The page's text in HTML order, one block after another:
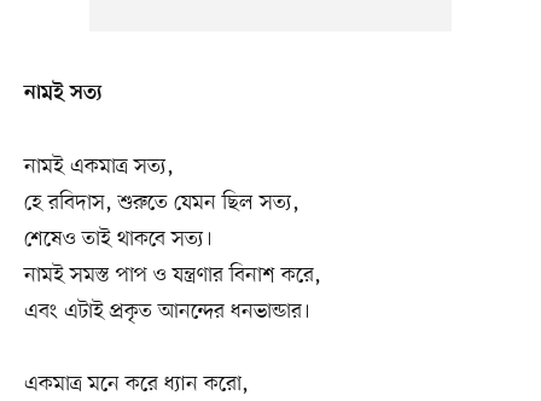
নামই সত্য
নামই একমাত্র সত্য,
হে রবিদাস, শুরুতে যেমন ছিল সত্য,
শেষেও তাই থাকবে সত্য।
নামই সমস্ত পাপ ও যন্ত্রণার বিনাশ করে,
এবং এটাই প্রকৃত আনন্দের ধনভান্ডার।
একমাত্র মনে করে ধ্যান করো,